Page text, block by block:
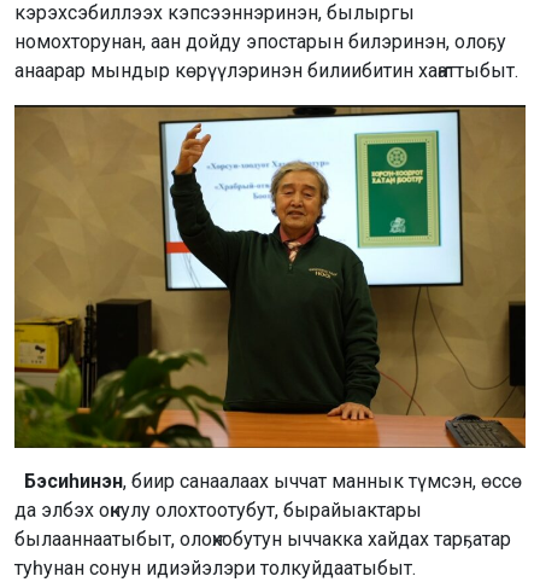
кэрэхсэбиллээх кэпсээннэринэн, былыргы
номохторунан, аан дойду эпостарын билэринэн, олоҕу
анаарар мындыр көрүүлэринэн билиибитин хаҥаттыбыт.
Бэсиһинэн, биир санаалаах ыччат маннык түмсэн, өссө
да элбэх оҥкулу олохтоотубут, бырайыактары
былааннаатыбыт, олоҥхобутун ыччакка хайдах тарҕатар
туһунан сонун идиэйэлэри толкуйдаатыбыт.